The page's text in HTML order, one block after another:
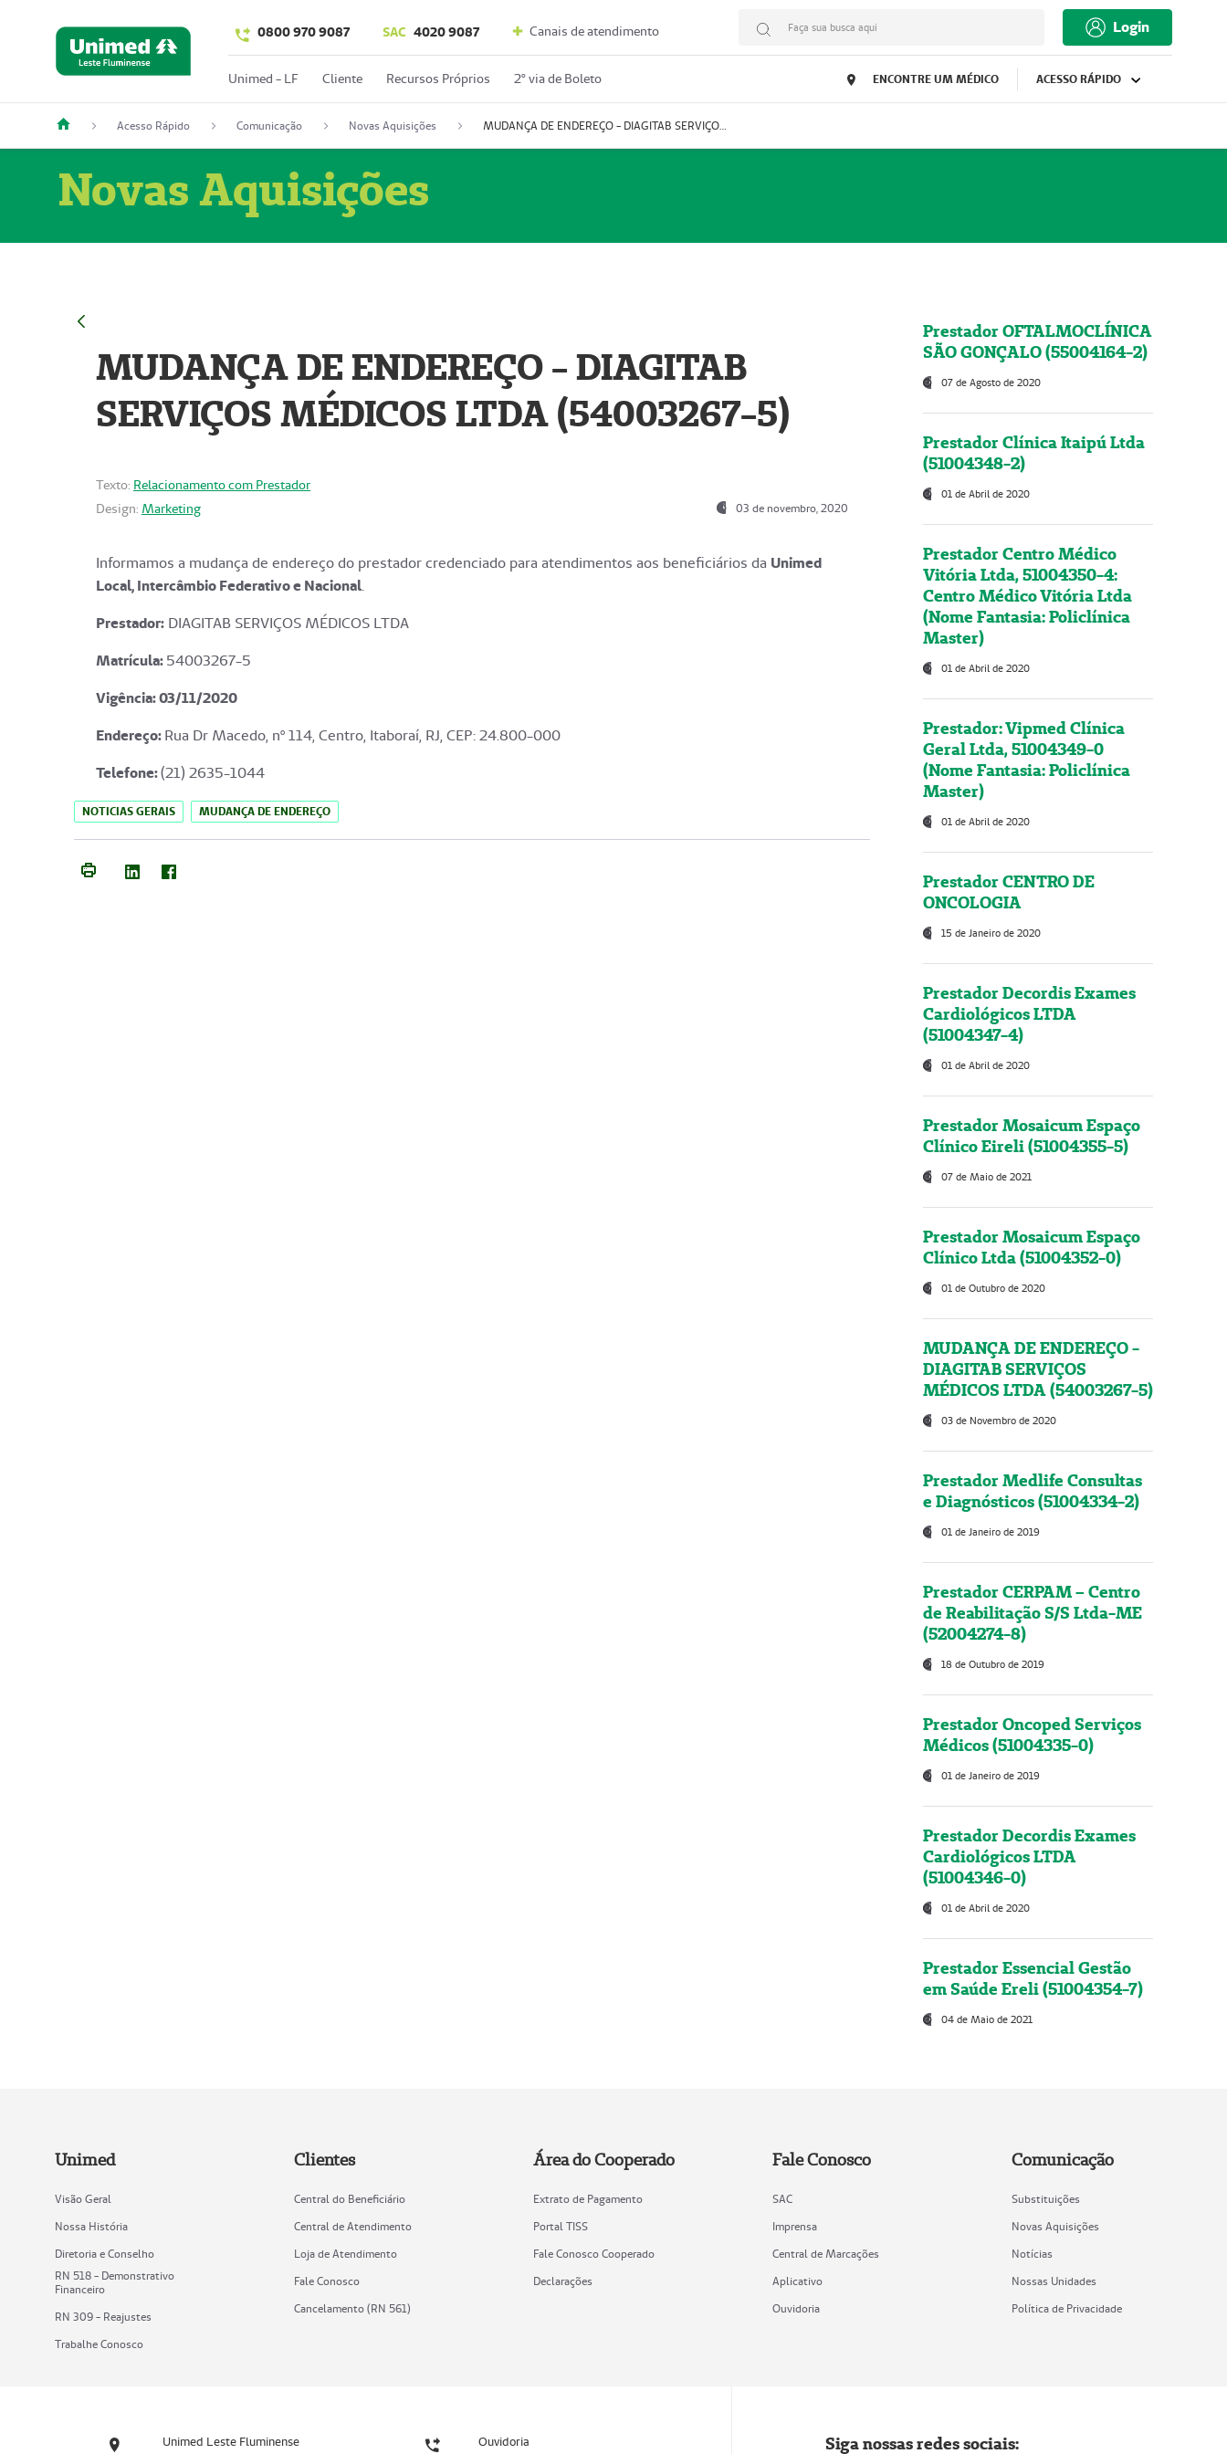
0800 970 9087 SAC 4020 9087 Canais de atendimento Faça sua busca aqui Login
Unimed - LF Cliente Recursos Próprios 2º via de Boleto ENCONTRE UM MÉDICO ACESSO RÁPIDO
Acesso Rápido Comunicação Novas Aquisições MUDANÇA DE ENDEREÇO - DIAGITAB SERVIÇOS MÉDICOS LTDA (54003267-5)
Novas Aquisições
MUDANÇA DE ENDEREÇO - DIAGITAB
SERVIÇOS MÉDICOS LTDA (54003267-5)
Texto: Relacionamento com Prestador
Design: Marketing 03 de novembro, 2020
Informamos a mudança de endereço do prestador credenciado para atendimentos aos beneficiários da Unimed
Local, Intercâmbio Federativo e Nacional.
Prestador: DIAGITAB SERVIÇOS MÉDICOS LTDA
Matrícula:54003267-5
Vigência: 03/11/2020
Endereço:Rua Dr Macedo, nº 114, Centro, Itaboraí, RJ, CEP: 24.800-000
Telefone:(21) 2635-1044
NOTICIAS GERAIS MUDANÇA DE ENDEREÇO
Prestador OFTALMOCLÍNICA
SÃO GONÇALO (55004164-2)
07 de Agosto de 2020
Prestador Clínica Itaipú Ltda
(51004348-2)
01 de Abril de 2020
Prestador Centro Médico
Vitória Ltda, 51004350-4:
Centro Médico Vitória Ltda
(Nome Fantasia: Policlínica
Master)
01 de Abril de 2020
Prestador: Vipmed Clínica
Geral Ltda, 51004349-0
(Nome Fantasia: Policlínica
Master)
01 de Abril de 2020
Prestador CENTRO DE
ONCOLOGIA
15 de Janeiro de 2020
Prestador Decordis Exames
Cardiológicos LTDA
(51004347-4)
01 de Abril de 2020
Prestador Mosaicum Espaço
Clínico Eireli (51004355-5)
07 de Maio de 2021
Prestador Mosaicum Espaço
Clínico Ltda (51004352-0)
01 de Outubro de 2020
MUDANÇA DE ENDEREÇO -
DIAGITAB SERVIÇOS
MÉDICOS LTDA (54003267-5)
03 de Novembro de 2020
Prestador Medlife Consultas
e Diagnósticos (51004334-2)
01 de Janeiro de 2019
Prestador CERPAM – Centro
de Reabilitação S/S Ltda-ME
(52004274-8)
18 de Outubro de 2019
Prestador Oncoped Serviços
Médicos (51004335-0)
01 de Janeiro de 2019
Prestador Decordis Exames
Cardiológicos LTDA
(51004346-0)
01 de Abril de 2020
Prestador Essencial Gestão
em Saúde Ereli (51004354-7)
04 de Maio de 2021
Unimed
Visão Geral
Nossa História
Diretoria e Conselho
RN 518 - Demonstrativo
Financeiro
RN 309 - Reajustes
Trabalhe Conosco
Clientes
Central do Beneficiário
Central de Atendimento
Loja de Atendimento
Fale Conosco
Cancelamento (RN 561)
Área do Cooperado
Extrato de Pagamento
Portal TISS
Fale Conosco Cooperado
Declarações
Fale Conosco
SAC
Imprensa
Central de Marcações
Aplicativo
Ouvidoria
Comunicação
Substituições
Novas Aquisições
Notícias
Nossas Unidades
Política de Privacidade
Unimed Leste Fluminense Ouvidoria Siga nossas redes sociais: